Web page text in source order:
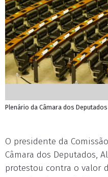
Plenário da Câmara dos
O presidente da
Câmara dos Deputados,
protestou contra o valor